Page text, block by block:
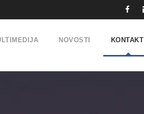
NOVOSTI KONTAKT